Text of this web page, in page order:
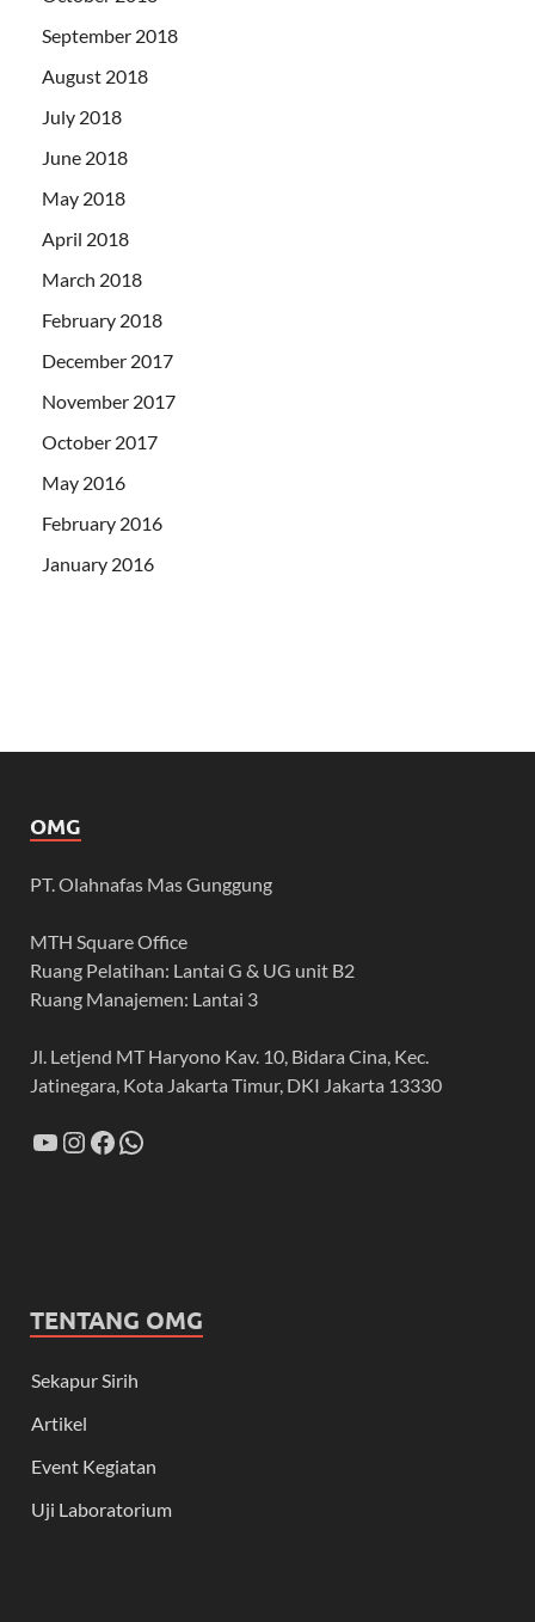
September 2018
August 2018
July 2018
June 2018
May 2018
April 2018
March 2018
February 2018
December 2017
November 2017
October 2017
May 2016
February 2016
January 2016
OMG
PT. Olahnafas Mas Gunggung
MTH Square Office
Ruang Pelatihan: Lantai G & UG unit B2
Ruang Manajemen: Lantai 3
Jl. Letjend MT Haryono Kav. 10, Bidara Cina, Kec.
Jatinegara, Kota Jakarta Timur, DKI Jakarta 13330
TENTANG OMG
Sekapur Sirih
Artikel
Event Kegiatan
Uji Laboratorium